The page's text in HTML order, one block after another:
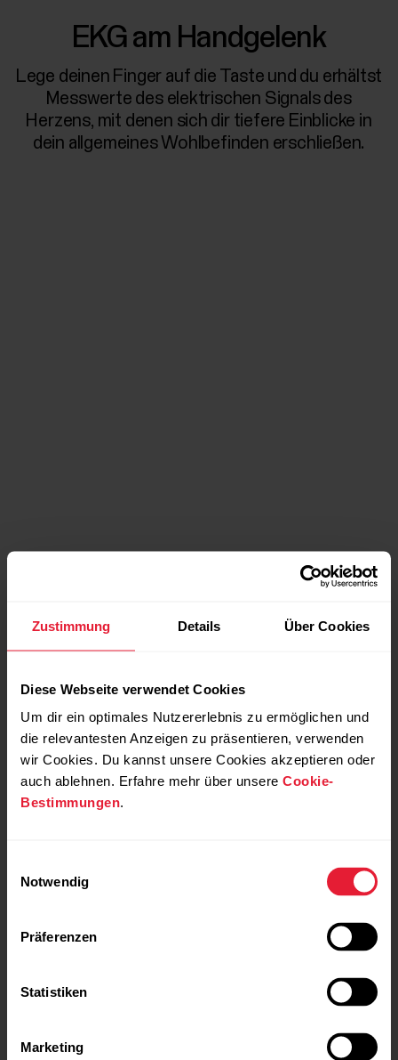
Zustimmung Details Über Cookies
Diese Webseite verwendet Cookies
Um dir ein optimales Nutzererlebnis zu ermöglichen und
die relevantesten Anzeigen zu präsentieren, verwenden
wir Cookies. Du kannst unsere Cookies akzeptieren oder
auch ablehnen. Erfahre mehr über unsere Cookie-
Bestimmungen.
Notwendig
Präferenzen
Statistiken
Marketing
EKG am Handgelenk
Lege deinen Finger auf die Taste und du erhältst
Messwerte des elektrischen Signals des
Herzens, mit denen sich dir tiefere Einblicke in
dein allgemeines Wohlbefinden erschließen.